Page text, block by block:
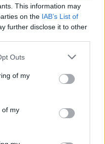
This information may
on the IAB’s List of
further disclose it to other
Outs
of my
of my
Αγώνων
για το
οι 3 ώρες
από τη
Για τα
λεπτά.